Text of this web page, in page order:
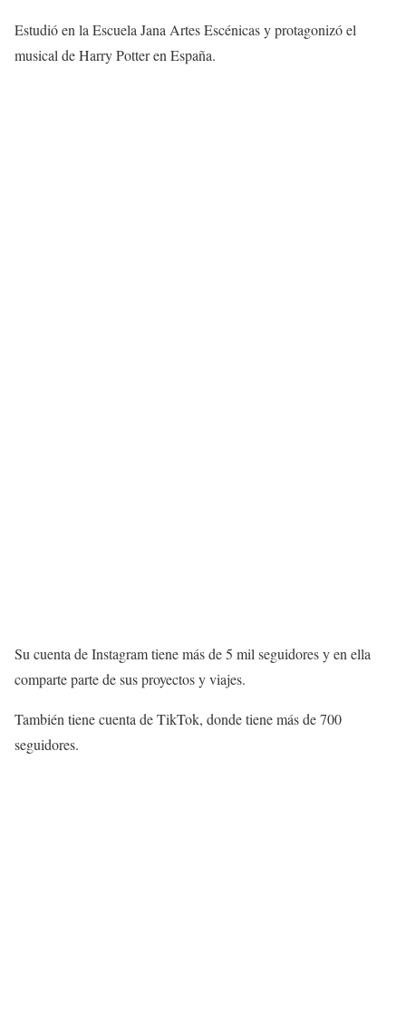
Estudió en la Escuela Jana Artes Escénicas y protagonizó el
musical de Harry Potter en España.
Su cuenta de Instagram tiene más de 5 mil seguidores y en ella
comparte parte de sus proyectos y viajes.
También tiene cuenta de TikTok, donde tiene más de 700
seguidores.